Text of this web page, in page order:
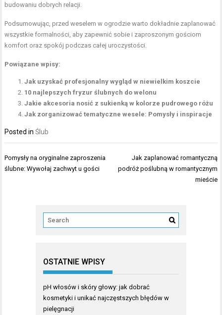
budowaniu dobrych relacji.
Podsumowując, przed weselem w ogrodzie warto dokładnie zaplanować
wszystkie formalności, aby zapewnić sobie i zaproszonym gościom
komfort oraz spokój podczas całej uroczystości.
Powiązane wpisy:
Jak uzyskać profesjonalny wygląd w niewielkim koszcie
10 najlepszych fryzur ślubnych do welonu
Jakie akcesoria nosić z sukienką w kolorze pudrowego różu
Jak zorganizować tematyczne wesele: Pomysły i inspiracje
Posted inŚlub
Nawigacja
wpisu
Pomysły na oryginalne zaproszenia
ślubne: Wywołaj zachwyt u gości
Jak zaplanować romantyczną
podróż poślubną w romantycznym
mieście
OSTATNIE WPISY
pH włosów i skóry głowy: jak dobrać
kosmetyki i unikać najczęstszych błędów w
pielęgnacji